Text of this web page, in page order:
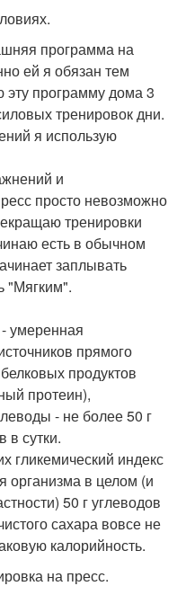
программа на
ей я обязан тем
программу дома 3
тренировок дни.
я использую
и
просто невозможно
тренировки
есть в обычном
заплывать
"Мягким".
умеренная
прямого
продуктов
протеин),
- не более 50 г
в сутки.
гликемический индекс
в целом (и
50 г углеводов
сахара вовсе не
калорийность.
на пресс.